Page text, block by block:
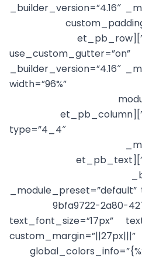
_builder_version=”4.16″
global_colors_info=”{}”][et_pb_row
_builder_version=”4.16″
width=”96%”
global_colors_info=”{}”][et_pb_column
type=”4_4″
global_colors_info=”{}”][et_pb_text
9bfa9722-2a80-
text_font_size=”17px”